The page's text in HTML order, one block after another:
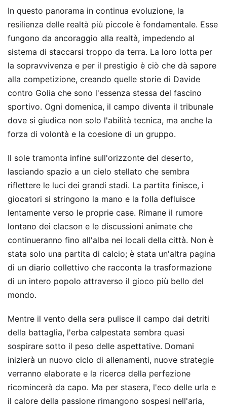
In questo panorama in continua evoluzione, la
resilienza delle realtà più piccole è fondamentale. Esse
fungono da ancoraggio alla realtà, impedendo al
sistema di staccarsi troppo da terra. La loro lotta per
la sopravvivenza e per il prestigio è ciò che dà sapore
alla competizione, creando quelle storie di Davide
contro Golia che sono l'essenza stessa del fascino
sportivo. Ogni domenica, il campo diventa il tribunale
dove si giudica non solo l'abilità tecnica, ma anche la
forza di volontà e la coesione di un gruppo.
Il sole tramonta infine sull'orizzonte del deserto,
lasciando spazio a un cielo stellato che sembra
riflettere le luci dei grandi stadi. La partita finisce, i
giocatori si stringono la mano e la folla defluisce
lentamente verso le proprie case. Rimane il rumore
lontano dei clacson e le discussioni animate che
continueranno fino all'alba nei locali della città. Non è
stata solo una partita di calcio; è stata un'altra pagina
di un diario collettivo che racconta la trasformazione
di un intero popolo attraverso il gioco più bello del
mondo.
Mentre il vento della sera pulisce il campo dai detriti
della battaglia, l'erba calpestata sembra quasi
sospirare sotto il peso delle aspettative. Domani
inizierà un nuovo ciclo di allenamenti, nuove strategie
verranno elaborate e la ricerca della perfezione
ricomincerà da capo. Ma per stasera, l'eco delle urla e
il calore della passione rimangono sospesi nell'aria,